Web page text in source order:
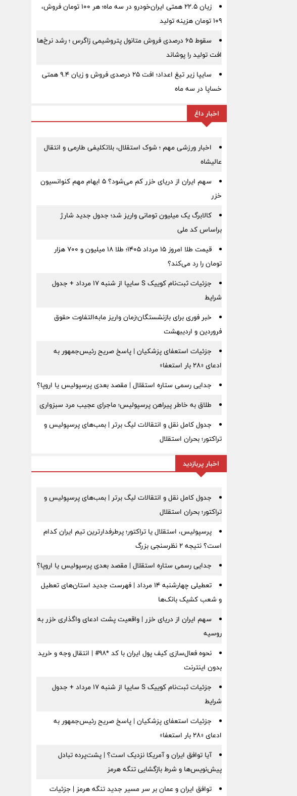
زیان ۲۲.۵ همتی ایران‌خودرو در سه ماه؛ هر ۱۰۰ تومان فروش،
۱۰۹ تومان هزینه تولید
سقوط ۶۵ درصدی فروش متانول پتروشیمی زاگرس ؛ رشد نرخ‌ها
افت تولید را پوشاند
سایپا زیر تیغ اعداد؛ افت ۲۵ درصدی فروش و زیان ۹.۴ همتی
خساپا در سه ماه
اخبار داغ
اخبار ورزشی مهم ؛ شوک استقلال، بلاتکلیفی طارمی و انتقال
عالیشاه
سهم ایران از دریای خزر کم می‌شود؟ ۵ ابهام مهم کنوانسیون
خزر
کالابرگ یک میلیون تومانی واریز شد؛ جدول جدید شارژ
براساس کد ملی
قیمت طلا امروز ۱۵ مرداد ۱۴۰۵؛ طلا ۱۸ میلیون و ۷۰۰ هزار
تومان را رد می‌کند؟
جزئیات ثبت‌نام کوییک S سایپا از شنبه ۱۷ مرداد + جدول
شرایط
خبر فوری برای بازنشستگان؛زمان واریز مابه‌التفاوت حقوق
فروردین و اردیبهشت
جزئیات استعفای پزشکیان | پاسخ صریح رئیس‌جمهور به
ادعای «۲۸ بار استعفا»
جدایی رسمی ستاره استقلال | مقصد بعدی پرسپولیس یا اروپا؟
طلاق به خاطر پیراهن پرسپولیس؛ ماجرای عجیب مرد سبزواری
جدول کامل نقل و انتقالات لیگ برتر | بمب‌های پرسپولیس و
تراکتور؛ بحران استقلال
اخبار پربازدید
جدول کامل نقل و انتقالات لیگ برتر | بمب‌های پرسپولیس و
تراکتور؛ بحران استقلال
پرسپولیس، استقلال یا تراکتور؛ پرطرفدارترین تیم ایران کدام
است؟ نتیجه ۲ نظرسنجی بزرگ
جدایی رسمی ستاره استقلال | مقصد بعدی پرسپولیس یا اروپا؟
تعطیلی چهارشنبه ۱۴ مرداد | فهرست جدید استان‌های تعطیل
و شعب کشیک بانک‌ها
سهم ایران از دریای خزر | واقعیت پشت ادعای واگذاری خزر به
روسیه
نحوه فعال‌سازی کیف پول ایران با کد *98# | انتقال وجه و خرید
بدون اینترنت
جزئیات ثبت‌نام کوییک S سایپا از شنبه ۱۷ مرداد + جدول
شرایط
جزئیات استعفای پزشکیان | پاسخ صریح رئیس‌جمهور به
ادعای «۲۸ بار استعفا»
آیا توافق ایران و آمریکا نزدیک است؟ | پشت‌پرده تبادل
پیش‌نویس‌ها و شرط بازگشایی تنگه هرمز
توافق ایران و عمان بر سر مسیر جدید تنگه هرمز | جزئیات